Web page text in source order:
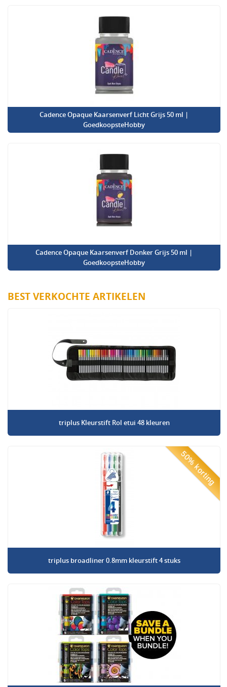
Cadence Opaque Kaarsenverf Licht Grijs 50 ml |
GoedkoopsteHobby
Cadence Opaque Kaarsenverf Donker Grijs 50 ml |
GoedkoopsteHobby
BEST VERKOCHTE ARTIKELEN
triplus Kleurstift Rol etui 48 kleuren
50% korting
triplus broadliner 0.8mm kleurstift 4 stuks